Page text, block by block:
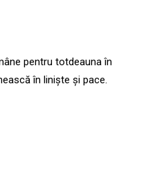
pentru totdeauna în
în liniște și pace.